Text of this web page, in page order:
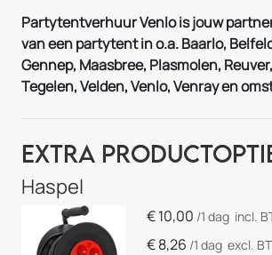
Partytentverhuur Venlo is jouw
van een partytent in o.a. Baarlo,
Gennep, Maasbree, Plasmolen,
Tegelen, Velden, Venlo, Venray en
Extra
Haspel
€10,00 /1 dag incl.
€8,26 /1 dag excl.